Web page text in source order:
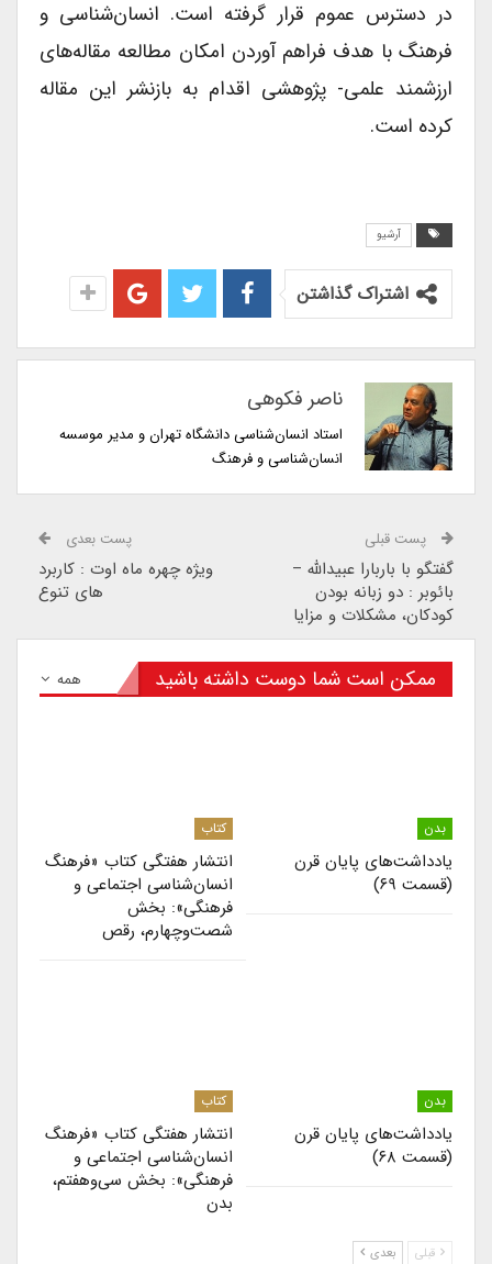
در دسترس عموم قرار گرفته است. انسان‌شناسی و
فرهنگ با هدف فراهم آوردن امکان مطالعه مقاله‌های
ارزشمند علمی- پژوهشی اقدام به بازنشر این مقاله
کرده است.
آرشیو
اشتراک گذاشتن
ناصر فکوهی
استاد انسان‌شناسی دانشگاه تهران و مدیر موسسه
انسان‌شناسی و فرهنگ
پست قبلی
گفتگو با باربارا عبیدالله –
بائوبر : دو زبانه بودن
کودکان، مشکلات و مزایا
پست بعدی
ویژه چهره ماه اوت : کاربرد
های تنوع
همه ممکن است شما دوست داشته باشید
بدن
یادداشت‌های پایان قرن
(قسمت ۶۹)
کتاب
انتشار هفتگی کتاب «فرهنگ
انسان‌شناسی اجتماعی و
فرهنگی»: بخش
شصت‌وچهارم، رقص
بدن
یادداشت‌های پایان قرن
(قسمت ۶۸)
کتاب
انتشار هفتگی کتاب «فرهنگ
انسان‌شناسی اجتماعی و
فرهنگی»: بخش سی‌وهفتم،
بدن
قبلی بعدی